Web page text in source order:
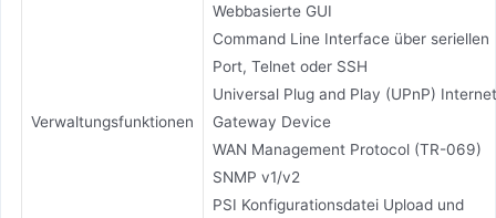
Verwaltungsfunktionen
Webbasierte GUI
Command Line Interface über seriellen
Port, Telnet oder SSH
Universal Plug and Play (UPnP) Internet
Gateway Device
WAN Management Protocol (TR-069)
SNMP v1/v2
PSI Konfigurationsdatei Upload und